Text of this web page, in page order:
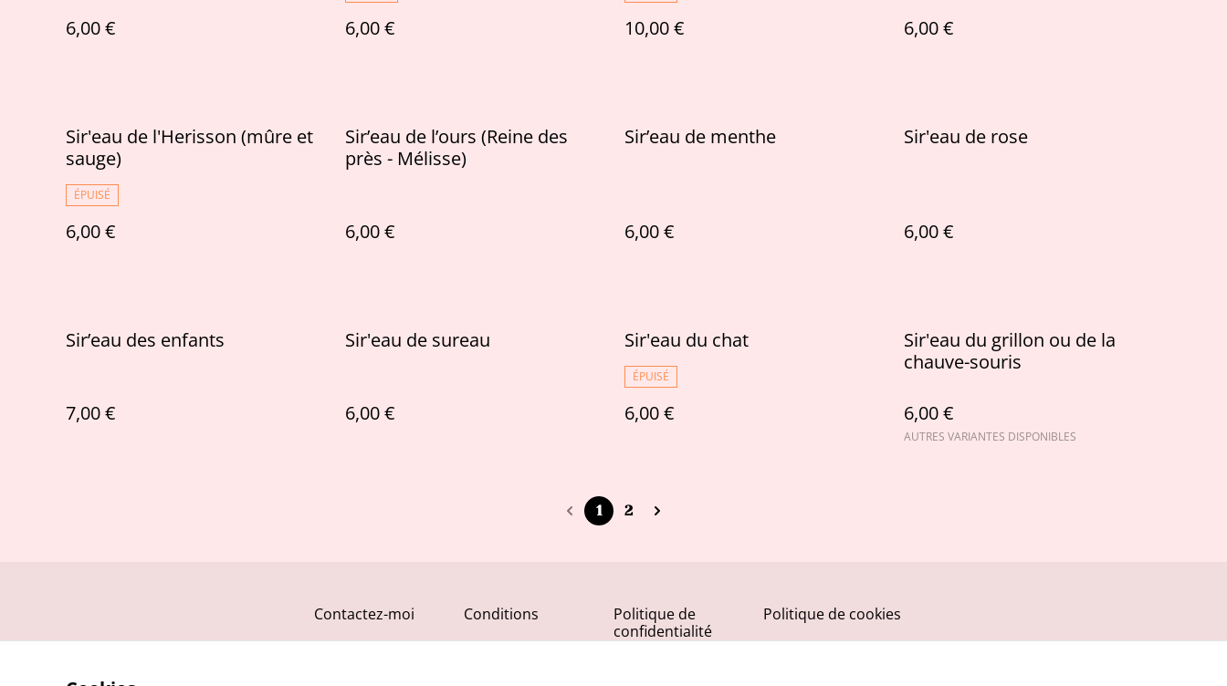
6,00 € 6,00 € 10,00 € 6,00 €
Sir'eau de l'Herisson (mûre et
sauge)
ÉPUISÉ
6,00 €
Sir’eau de l’ours (Reine des
près - Mélisse)
6,00 €
Sir’eau de menthe
6,00 €
Sir'eau de rose
6,00 €
Sir’eau des enfants
7,00 €
Sir'eau de sureau
6,00 €
Sir'eau du chat
ÉPUISÉ
6,00 €
Sir'eau du grillon ou de la
chauve-souris
6,00 €
AUTRES VARIANTES DISPONIBLES
1 2
Contactez-moi Conditions
Politique de
confidentialité
Politique de cookies